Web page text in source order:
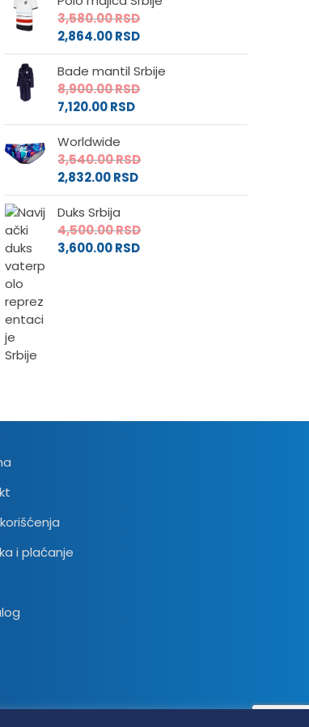
2,832.00 RSD
3,580.00RSD
2,864.00RSD
Bade mantil Srbije
8,900.00RSD
7,120.00RSD
Worldwide
3,540.00RSD
2,832.00RSD
Duks Srbija
4,500.00RSD
3,600.00RSD
i plaćanje